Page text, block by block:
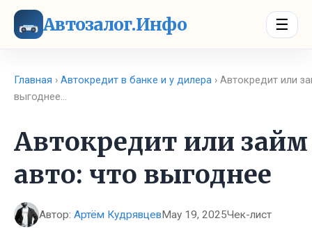
Автозалог.Инфо ☰
Главная › Автокредит в банке и у дилера › Автокредит или
выгоднее…
Автокредит или займ
авто: что выгоднее
Автор: Артём КудрявцевMay 19, 2025Чек-лист